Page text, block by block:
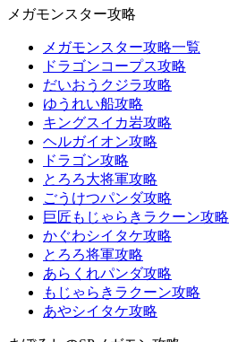
メガモンスター攻略
メガモンスター攻略一覧
ドラゴンコープス攻略
だいおうクジラ攻略
ゆうれい船攻略
キングスイカ岩攻略
ヘルガイオン攻略
ドラゴン攻略
とろろ大将軍攻略
ごうけつパンダ攻略
巨匠もじゃらきラクーン攻略
かぐわシイタケ攻略
とろろ将軍攻略
あらくれパンダ攻略
もじゃらきラクーン攻略
あやシイタケ攻略